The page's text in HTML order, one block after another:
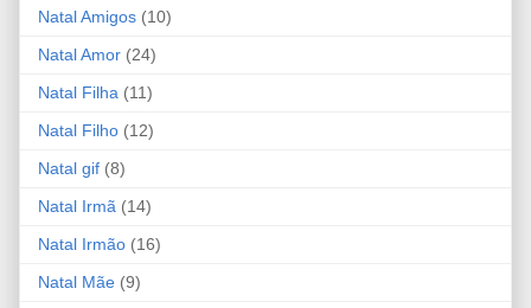
Natal Amigos (10)
Natal Amor (24)
Natal Filha (11)
Natal Filho (12)
Natal gif (8)
Natal Irmã (14)
Natal Irmão (16)
Natal Mãe (9)